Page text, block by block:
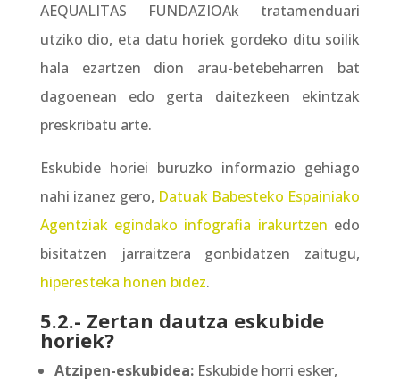
AEQUALITAS FUNDAZIOAk tratamenduari
utziko dio, eta datu horiek gordeko ditu soilik
hala ezartzen dion arau-betebeharren bat
dagoenean edo gerta daitezkeen ekintzak
preskribatu arte.
Eskubide horiei buruzko informazio gehiago
nahi izanez gero, Datuak Babesteko Espainiako
Agentziak egindako infografia irakurtzen edo
bisitatzen jarraitzera gonbidatzen zaitugu,
hiperesteka honen bidez.
5.2.- Zertan dautza eskubide
horiek?
Atzipen-eskubidea:Eskubide horri esker,